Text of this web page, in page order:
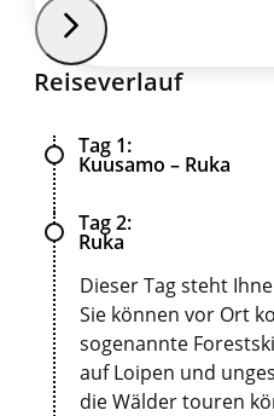
Reiseverlauf
Tag 1
Kuusamo – Ruka
Tag 2
Ruka
Dieser Tag steht
Sie können vor Ort
sogenannte
auf Loipen und
die Wälder touren